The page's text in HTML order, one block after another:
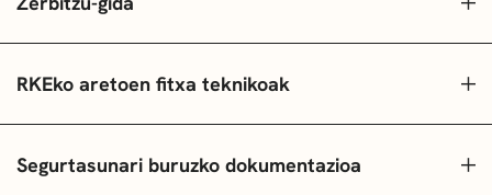
RKEko aretoen fitxa teknikoak
Segurtasunari buruzko dokumentazioa